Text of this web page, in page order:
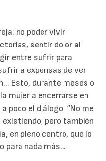
no poder vivir
sentir dolor al
entre sufrir para
a expensas de ver
Esto, durante meses o
mujer a encerrarse en
poco el diálogo: “No me
existiendo, pero también
en pleno centro, que lo
para nada más...